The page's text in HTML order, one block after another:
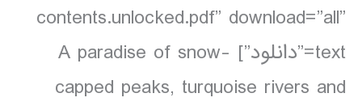
contents.unlocked.pdf” download=”all”
text=”دانلود”] A paradise of snow-
capped peaks, turquoise rivers and